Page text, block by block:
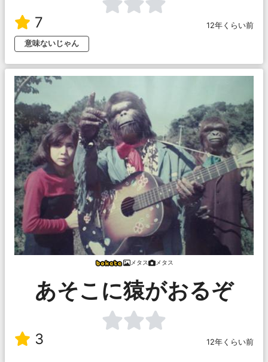
7
12年くらい前
意味ないじゃん
メタス メタス
あそこに猿がおるぞ
3 12年くらい前